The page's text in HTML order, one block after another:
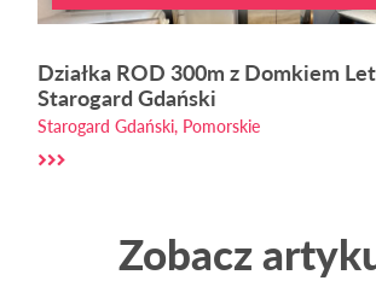
Działka ROD 300m z Domkiem
Starogard Gdański
Starogard Gdański, Pomorskie
Zobacz